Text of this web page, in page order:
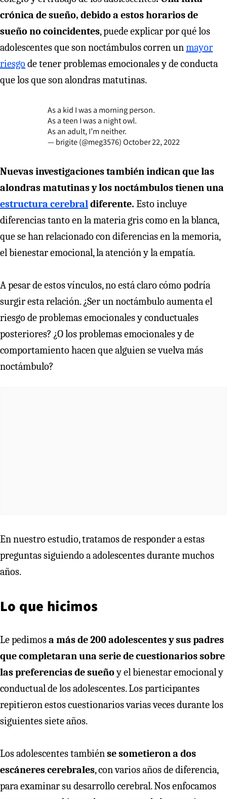
crónica de sueño, debido a estos horarios de
sueño no coincidentes, puede explicar por qué los
adolescentes que son noctámbulos corren unmayor
riesgo de tener problemas emocionales y de conducta
que los que son alondras matutinas.
As a kid I was a morning person.
As a teen I was a night owl.
As an adult, I’m neither.
— brigite (@meg3576)October 22, 2022
Nuevas investigaciones también indican que las
alondras matutinas y los noctámbulos tienen una
estructura cerebraldiferente. Esto incluye
diferencias tanto en la materia gris como en la blanca,
que se han relacionado con diferencias en la memoria,
el bienestar emocional, la atención y la empatía.
A pesar de estos vínculos, no está claro cómo podría
surgir esta relación. ¿Ser un noctámbulo aumenta el
riesgo de problemas emocionales y conductuales
posteriores? ¿O los problemas emocionales y de
comportamiento hacen que alguien se vuelva más
noctámbulo?
En nuestro estudio, tratamos de responder a estas
preguntas siguiendo a adolescentes durante muchos
años.
Lo que hicimos
Le pedimosa más de 200 adolescentes y sus padres
que completaran una serie de cuestionarios sobre
las preferencias de sueñoy el bienestar emocional y
conductual de los adolescentes. Los participantes
repitieron estos cuestionarios varias veces durante los
siguientes siete años.
Los adolescentes tambiénse sometieron a dos
escáneres cerebrales, con varios años de diferencia,
para examinar su desarrollo cerebral. Nos enfocamos